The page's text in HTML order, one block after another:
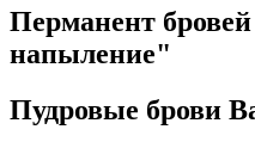
Перманент
напыление"
Пудровые брови